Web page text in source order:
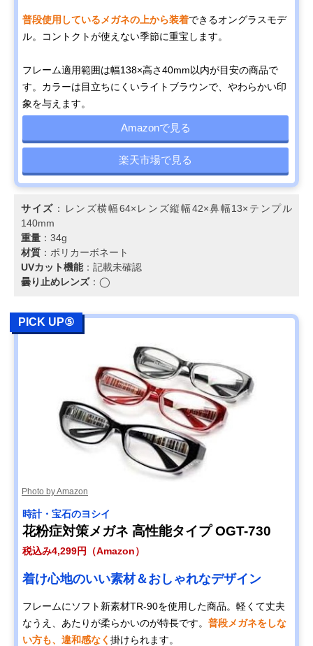
普段使用しているメガネの上から装着できるオングラスモデ
ル。コントクトが使えない季節に重宝します。
フレーム適用範囲は幅138×高さ40mm以内が目安の商品で
す。カラーは目立ちにくいライトブラウンで、やわらかい印
象を与えます。
Amazonで見る
楽天市場で見る
サイズ ：レンズ横幅64×レンズ縦幅42×鼻幅13×テンプル
140mm
重量 ：34g
材質 ：ポリカーボネート
UVカット機能：記載未確認
曇り止めレンズ：◯
PICK UP⑤
Photo by Amazon
時計・宝石のヨシイ
花粉症対策メガネ 高性能タイプ OGT-730
税込み4,299円（Amazon）
着け心地のいい素材＆おしゃれなデザイン
フレームにソフト新素材TR-90を使用した商品。軽くて丈夫
なうえ、あたりが柔らかいのが特長です。 普段メガネをしな
い方も、違和感なく 掛けられます。